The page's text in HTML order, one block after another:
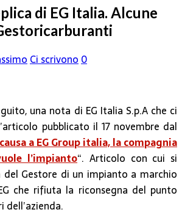
di EG Italia. Alcune
Ci scrivono 0
una nota di EG Italia S.p.A che ci
pubblicato il 17 novembre dal
a EG Group italia, la compagnia
l’impianto“. Articolo con cui si
del Gestore di un impianto a marchio
che rifiuta la riconsegna del punto